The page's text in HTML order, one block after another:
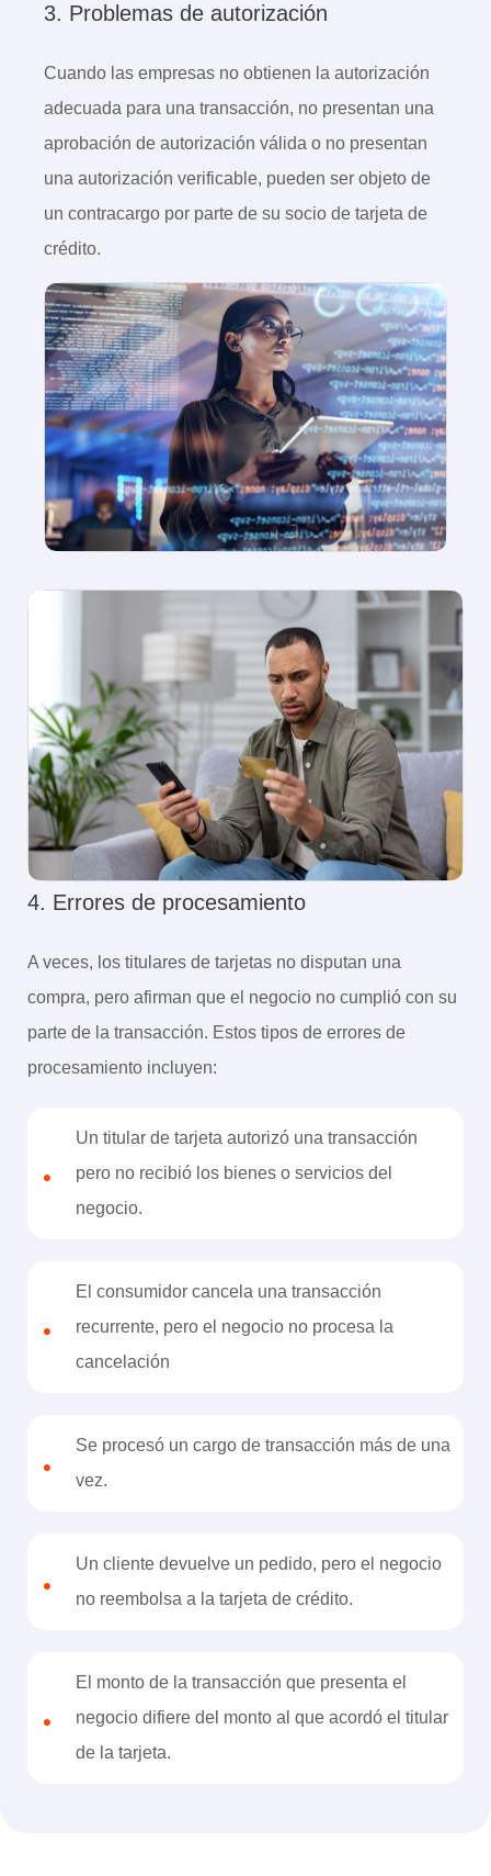
3. Problemas de autorización
Cuando las empresas no obtienen la autorización
adecuada para una transacción, no presentan una
aprobación de autorización válida o no presentan
una autorización verificable, pueden ser objeto de
un contracargo por parte de su socio de tarjeta de
crédito.
4. Errores de procesamiento
A veces, los titulares de tarjetas no disputan una
compra, pero afirman que el negocio no cumplió con su
parte de la transacción. Estos tipos de errores de
procesamiento incluyen:
•
Un titular de tarjeta autorizó una transacción
pero no recibió los bienes o servicios del
negocio.
•
El consumidor cancela una transacción
recurrente, pero el negocio no procesa la
cancelación
•
Se procesó un cargo de transacción más de una
vez.
•
Un cliente devuelve un pedido, pero el negocio
no reembolsa a la tarjeta de crédito.
•
El monto de la transacción que presenta el
negocio difiere del monto al que acordó el titular
de la tarjeta.